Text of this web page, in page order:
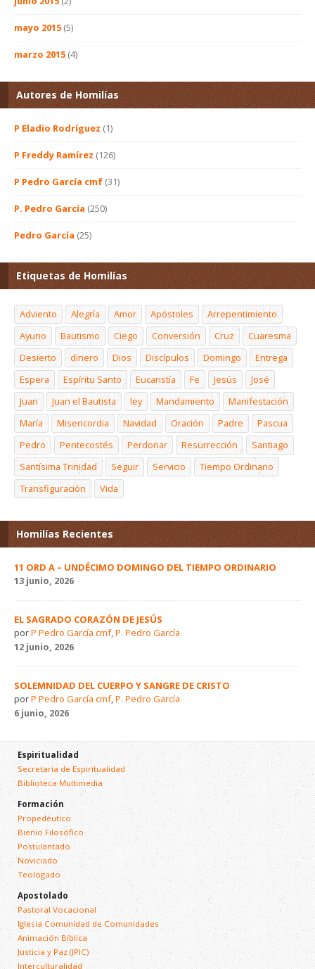
mayo 2015 (5)
marzo 2015 (4)
Autores de Homilías
P Eladio Rodríguez (1)
P Freddy Ramírez (126)
P Pedro García cmf (31)
P. Pedro García (250)
Pedro García (25)
Etiquetas de Homilías
Adviento Alegría Amor Apóstoles
Arrepentimiento
Ayuno
Bautismo Ciego Conversión Cruz
Cuaresma
Desierto
dinero Dios Discípulos Domingo
Entrega
Espera
Espíritu Santo Eucaristía Fe Jesús
José
Juan
Juan el Bautista ley Mandamiento
Manifestación
María
Misericordia Navidad Oración Padre
Pascua
Pedro
Pentecostés Perdonar Resurrección
Santiago
Santísima Trinidad
Seguir Servicio
Tiempo Ordinario
Transfiguración
Vida
Homilías Recientes
11 ORD A – UNDÉCIMO DOMINGO DEL TIEMPO ORDINARIO
13 junio, 2026
EL SAGRADO CORAZÓN DE JESÚS
porP Pedro García cmf,P. Pedro García
12 junio, 2026
SOLEMNIDAD DEL CUERPO Y SANGRE DE CRISTO
porP Pedro García cmf,P. Pedro García
6 junio, 2026
Espiritualidad
Secretaría de Espiritualidad
Biblioteca Multimedia
Formación
Propedéutico
Bienio Filosófico
Postulantado
Noviciado
Teologado
Apostolado
Pastoral Vocacional
Iglesia Comunidad de Comunidades
Animación Bíblica
Justicia y Paz (JPIC)
Interculturalidad